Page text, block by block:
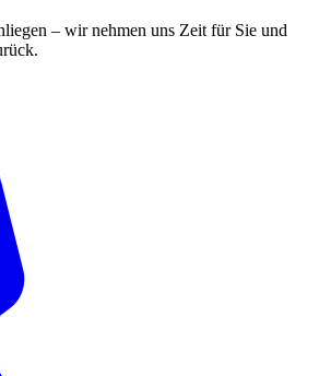
– wir nehmen uns Zeit für Sie und